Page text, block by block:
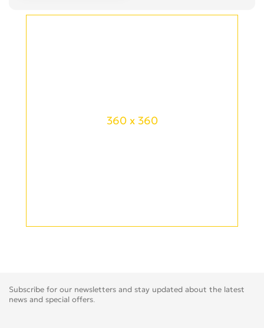
360 x 360
Subscribe for our newsletters and stay updated about the latest
news and special offers.